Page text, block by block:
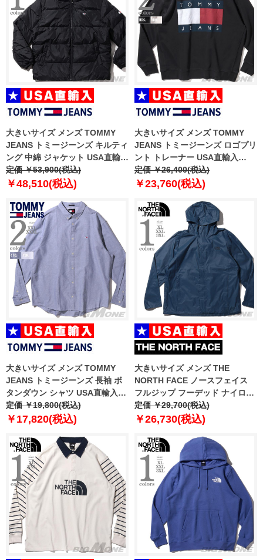
大きいサイズ メンズ TOMMY
JEANS トミージーンズ キルティ
ング 中綿 ジャケット USA直輸入
dm0dm18487
定価 ￥53,900(税込)
￥48,510(税込)
大きいサイズ メンズ TOMMY
JEANS トミージーンズ ロゴプリ
ント トレーナー USA直輸入
dm0dm19222
定価 ￥26,400(税込)
￥23,760(税込)
大きいサイズ メンズ TOMMY
JEANS トミージーンズ 長袖 ボ
タンダウン シャツ USA直輸入
dm0dm19134
定価 ￥19,800(税込)
￥17,820(税込)
大きいサイズ メンズ THE
NORTH FACE ノースフェイス
フルジップ フーデッド ナイロン
ジャケット M VENTURE 2
JACKET USA直輸入 nf0a2vd3-
定価 ￥29,700(税込)
￥26,730(税込)